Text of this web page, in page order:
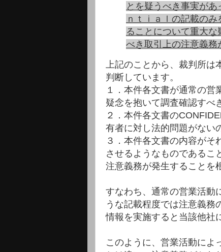
とを疑うべき事実が
ｎｔｉａｌの記載の
ることについて重大
べき取引上の注意義
上記のことから、裁判所
判断しています。
１．本件各文書が通常の
疑念を抱いて調査確認すべ
２．本件各文書の
有者に対し法的問題がない
３．本件各文書の内容がそ
させるようなものであるこ
注意義務が発生することを
すなわち、通常の営業活動
うな記載程度では注意義務
情報を実施すると当該他社
このように、営業活動によ